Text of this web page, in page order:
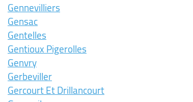
Gennevilliers
Gensac
Gentelles
Gentioux Pigerolles
Genvry
Gerbeviller
Gercourt Et Drillancourt